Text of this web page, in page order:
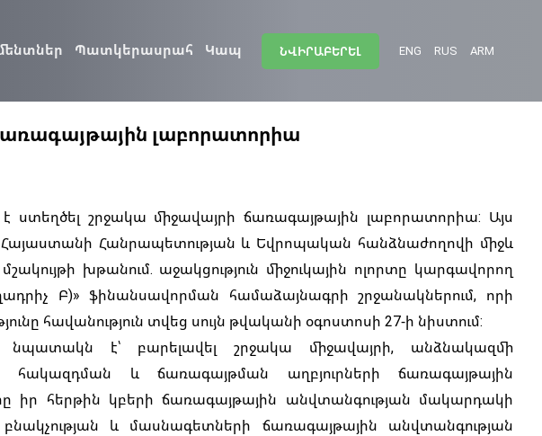
Պատկերասրահ Կապ ՆՎԻՐԱԲԵՐԵԼ ARM
RUS
ENG
լաբորատորիա
ստեղծել շրջակա միջավայրի ճառագայթային լաբորատորիա: Այս
Հայաստանի Հանրապետության և Եվրոպական հանձնաժողովի միջև
խթանում. աջակցություն միջուկային ոլորտը կարգավորող
Բ)» ֆինանսավորման համաձայնագրի շրջանակներում, որի
հավանություն տվեց սույն թվականի օգոստոսի 27-ի նիստում:
նպատակն է՝ բարելավել շրջակա միջավայրի, անձնակազմի
և ճառագայթման աղբյուրների ճառագայթային
իր հերթին կբերի ճառագայթային անվտանգության մակարդակի
և մասնագետների ճառագայթային անվտանգության